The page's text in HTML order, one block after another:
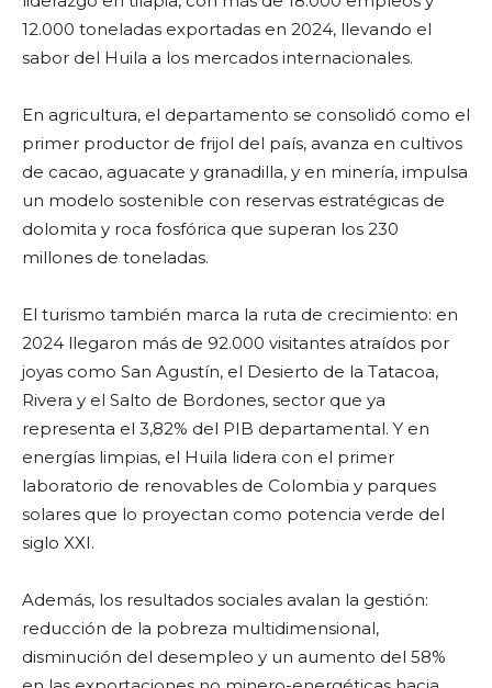
12.000 toneladas exportadas en 2024, llevando el
sabor del Huila a los mercados internacionales.
En agricultura, el departamento se consolidó como el
primer productor de frijol del país, avanza en cultivos
de cacao, aguacate y granadilla, y en minería, impulsa
un modelo sostenible con reservas estratégicas de
dolomita y roca fosfórica que superan los 230
millones de toneladas.
El turismo también marca la ruta de crecimiento: en
2024 llegaron más de 92.000 visitantes atraídos por
joyas como San Agustín, el Desierto de la Tatacoa,
Rivera y el Salto de Bordones, sector que ya
representa el 3,82% del PIB departamental. Y en
energías limpias, el Huila lidera con el primer
laboratorio de renovables de Colombia y parques
solares que lo proyectan como potencia verde del
siglo XXI.
Además, los resultados sociales avalan la gestión:
reducción de la pobreza multidimensional,
disminución del desempleo y un aumento del 58%